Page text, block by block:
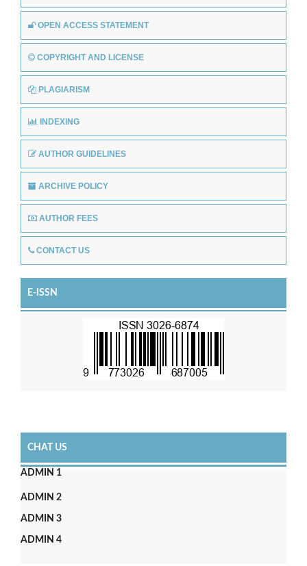
OPEN ACCESS STATEMENT
COPYRIGHT AND LICENSE
PLAGIARISM
INDEXING
AUTHOR GUIDELINES
ARCHIVE POLICY
AUTHOR FEES
CONTACT US
E-ISSN
CHAT US
ADMIN 1
ADMIN 2
ADMIN 3
ADMIN 4